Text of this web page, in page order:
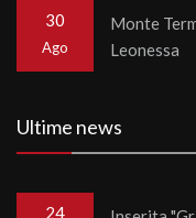
30
Ago
Monte
Leonessa
Ultime news
24